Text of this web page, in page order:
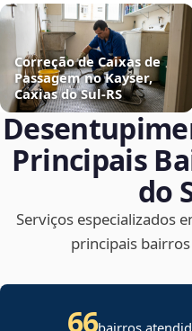
Correção de Caixas de
Passagem no Kayser,
Caxias do Sul‑RS
Principais
do
Serviços especializados
principais bairros
66bairros